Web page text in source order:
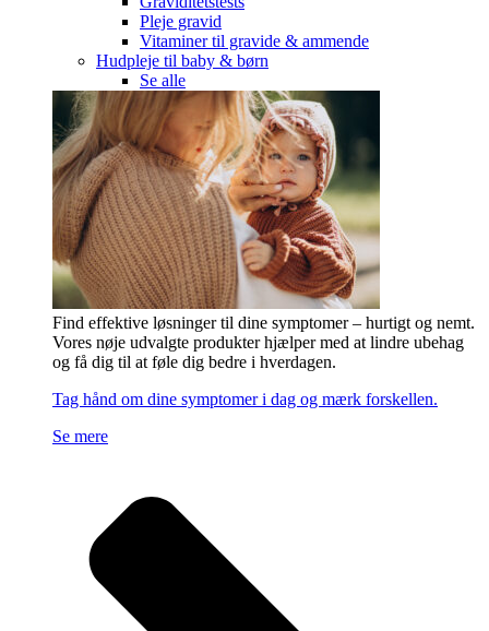
Pleje gravid
Vitaminer til gravide & ammende
Hudpleje til baby & børn
Se alle
Find effektive løsninger til dine symptomer – hurtigt og nemt.
Vores nøje udvalgte produkter hjælper med at lindre ubehag
og få dig til at føle dig bedre i hverdagen.
Tag hånd om dine symptomer i dag og mærk forskellen.
Se mere